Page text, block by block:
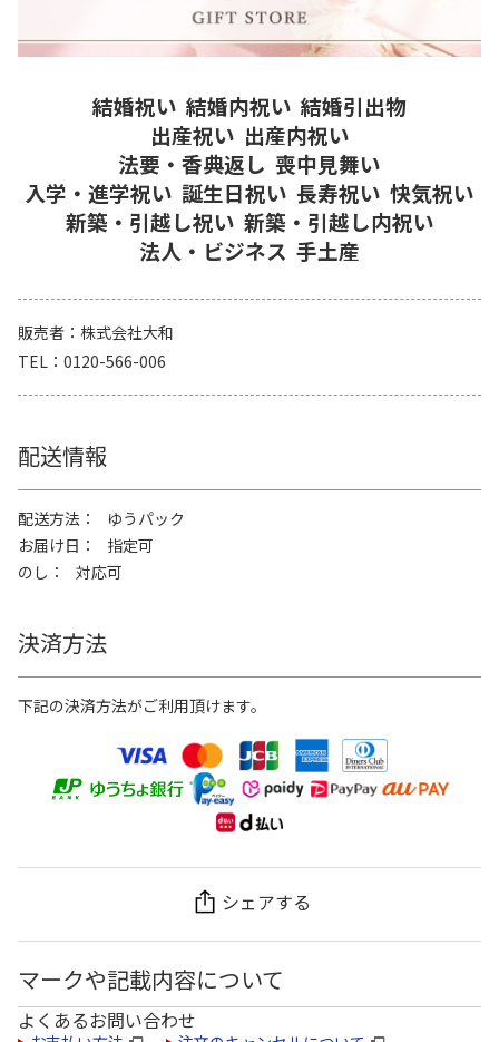
結婚祝い 結婚内祝い 結婚引出物
出産祝い 出産内祝い
法要・香典返し 喪中見舞い
入学・進学祝い 誕生日祝い 長寿祝い 快気祝い
新築・引越し祝い 新築・引越し内祝い
法人・ビジネス 手土産
販売者
株式会社大和
TEL
0120-566-006
配送情報
配送方法
ゆうパック
お届け日
指定可
のし
対応可
決済方法
下記の決済方法がご利用頂けます。
シェアする
マークや記載内容について
よくあるお問い合わせ